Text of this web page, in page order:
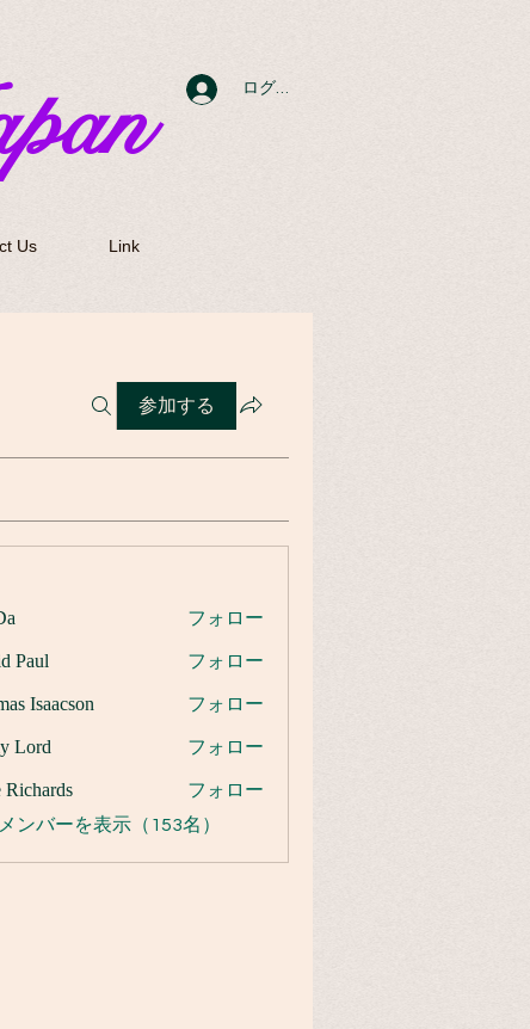
ログイン
Us Link
参加する
フォロー
Paul フォロー
Isaacson フォロー
Lord フォロー
フォロー
ンバーを表示（153名）